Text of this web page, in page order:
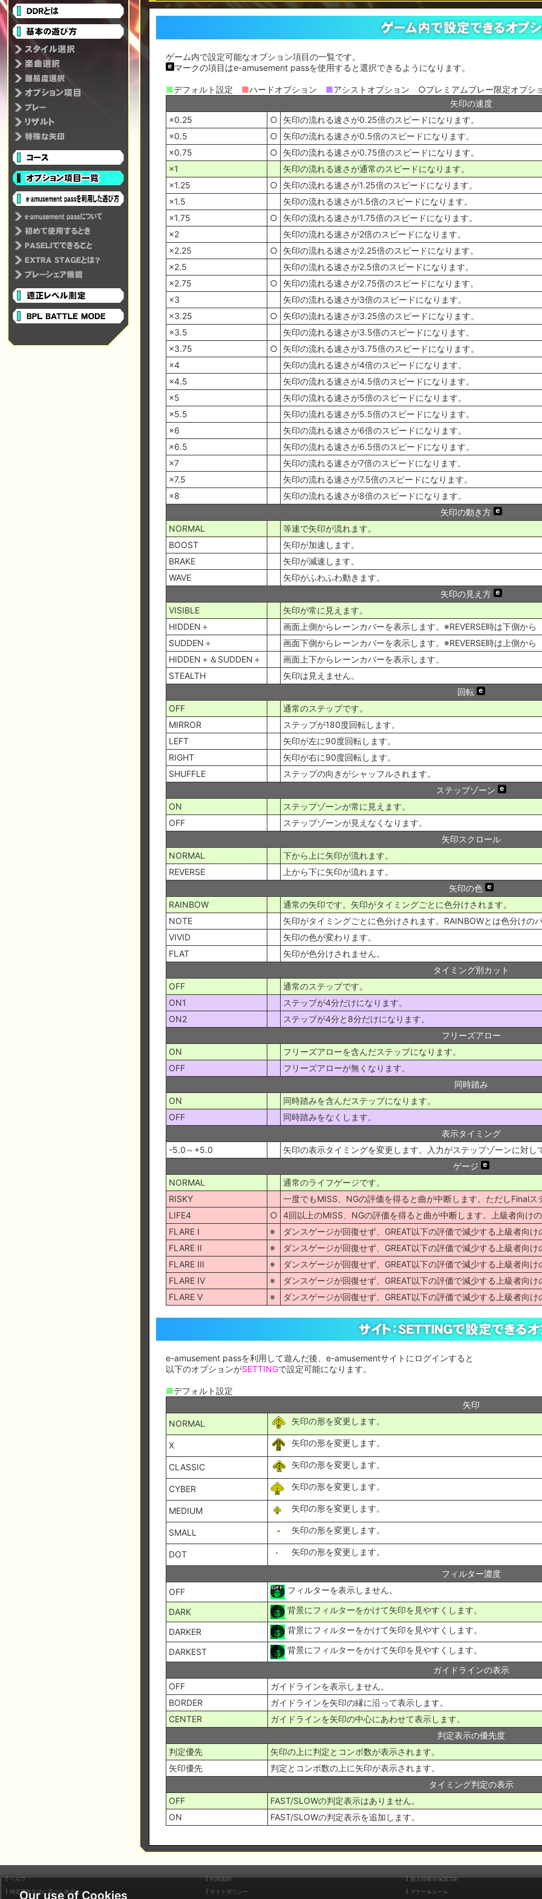
ゲーム内で設定可能なオプション項目の一覧です。
マークの項目はe-amusement passを使用すると選択できるようになります。
■デフォルト設定 ■ハードオプション ■アシストオプション ○プレミアムプレー限定オプシ
矢印の速度
×0.25
○
矢印の流れる速さが0.25倍のスピードになります。
×0.5
○
矢印の流れる速さが0.5倍のスピードになります。
×0.75
○
矢印の流れる速さが0.75倍のスピードになります。
×1
矢印の流れる速さが通常のスピードになります。
×1.25
○
矢印の流れる速さが1.25倍のスピードになります。
×1.5
矢印の流れる速さが1.5倍のスピードになります。
×1.75
○
矢印の流れる速さが1.75倍のスピードになります。
×2
矢印の流れる速さが2倍のスピードになります。
×2.25
○
矢印の流れる速さが2.25倍のスピードになります。
×2.5
矢印の流れる速さが2.5倍のスピードになります。
×2.75
○
矢印の流れる速さが2.75倍のスピードになります。
×3
矢印の流れる速さが3倍のスピードになります。
×3.25
○
矢印の流れる速さが3.25倍のスピードになります。
×3.5
矢印の流れる速さが3.5倍のスピードになります。
×3.75
○
矢印の流れる速さが3.75倍のスピードになります。
×4
矢印の流れる速さが4倍のスピードになります。
×4.5
矢印の流れる速さが4.5倍のスピードになります。
×5
矢印の流れる速さが5倍のスピードになります。
×5.5
矢印の流れる速さが5.5倍のスピードになります。
×6
矢印の流れる速さが6倍のスピードになります。
×6.5
矢印の流れる速さが6.5倍のスピードになります。
×7
矢印の流れる速さが7倍のスピードになります。
×7.5
矢印の流れる速さが7.5倍のスピードになります。
×8
矢印の流れる速さが8倍のスピードになります。
矢印の動き方
NORMAL
等速で矢印が流れます。
BOOST
矢印が加速します。
BRAKE
矢印が減速します。
WAVE
矢印がふわふわ動きます。
矢印の見え方
VISIBLE
矢印が常に見えます。
HIDDEN＋
画面上側からレーンカバーを表示します。※REVERSE時は下側から
SUDDEN＋
画面下側からレーンカバーを表示します。※REVERSE時は上側から
HIDDEN＋＆SUDDEN＋
画面上下からレーンカバーを表示します。
STEALTH
矢印は見えません。
回転
OFF
通常のステップです。
MIRROR
ステップが180度回転します。
LEFT
矢印が左に90度回転します。
RIGHT
矢印が右に90度回転します。
SHUFFLE
ステップの向きがシャッフルされます。
ステップゾーン
ON
ステップゾーンが常に見えます。
OFF
ステップゾーンが見えなくなります。
矢印スクロール
NORMAL
下から上に矢印が流れます。
REVERSE
上から下に矢印が流れます。
矢印の色
RAINBOW
通常の矢印です。矢印がタイミングごとに色分けされます。
NOTE
矢印がタイミングごとに色分けされます。RAINBOWとは色分けの
VIVID
矢印の色が変わります。
FLAT
矢印が色分けされません。
タイミング別カット
OFF
通常のステップです。
ON1
ステップが4分だけになります。
ON2
ステップが4分と8分だけになります。
フリーズアロー
ON
フリーズアローを含んだステップになります。
OFF
フリーズアローが無くなります。
同時踏み
ON
同時踏みを含んだステップになります。
OFF
同時踏みをなくします。
表示タイミング
-5.0～+5.0
矢印の表示タイミングを変更します。入力がステップゾーンに対し
ゲージ
NORMAL
通常のライフゲージです。
RISKY
一度でもMISS、NGの評価を得ると曲が中断します。ただしFinalス
LIFE4
○ 4回以上のMISS、NGの評価を得ると曲が中断します。上級者向けの
FLARE I
※
ダンスゲージが回復せず、GREAT以下の評価で減少する上級者向
FLARE II
※
ダンスゲージが回復せず、GREAT以下の評価で減少する上級者向
FLARE III
※
ダンスゲージが回復せず、GREAT以下の評価で減少する上級者向
FLARE IV
※
ダンスゲージが回復せず、GREAT以下の評価で減少する上級者向
FLARE V
※ ダンスゲージが回復せず、GREAT以下の評価で減少する上級者向
e-amusement passを利用して遊んだ後、e-amusementサイトにログインすると
以下のオプションがSETTINGで設定可能になります。
■デフォルト設定
矢印
NORMAL
矢印の形を変更します。
X 矢印の形を変更します。
CLASSIC 矢印の形を変更します。
CYBER 矢印の形を変更します。
MEDIUM 矢印の形を変更します。
SMALL 矢印の形を変更します。
DOT 矢印の形を変更します。
フィルター濃度
OFF
フィルターを表示しません。
DARK 背景にフィルターをかけて矢印を見やすくします。
DARKER 背景にフィルターをかけて矢印を見やすくします。
DARKEST
背景にフィルターをかけて矢印を見やすくします。
ガイドラインの表示
OFF
ガイドラインを表示しません。
BORDER
ガイドラインを矢印の縁に沿って表示します。
CENTER
ガイドラインを矢印の中心にあわせて表示します。
判定表示の優先度
判定優先
矢印の上に判定とコンボ数が表示されます。
矢印優先
判定とコンボ数の上に矢印が表示されます。
タイミング判定の表示
OFF
FAST/SLOWの判定表示はありません。
ON
FAST/SLOWの判定表示を追加します。
ヘルプ 利用規約 個人情報等保護方針
特定商取引法に基づく表示
サイトポリシー マナー＆ルール
Our use of Cookies